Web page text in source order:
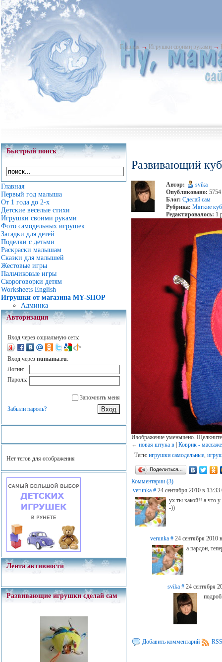
Главная → Игрушки своими руками →
Быстрый поиск
Главная
Первый год малыша
От 1 года до 2-х
Детские веселые стихи
Игрушки своими руками
Фото самодельных игрушек
Загадки для детей
Поделки с детьми
Раскраски малышам
Сказки для малышей
Жестовые игры
Пальчиковые игры
Скороговорки детям
Worksheets English
Игрушки от магазина MY-SHOP
Админка
Авторизация
Вход через социальную сеть:
Вход через numama.ru:
Логин:
Пароль:
Запомнить меня
Забыли пароль?
Нет тегов для отображения
Лента активности
Развивающие игрушки сделай сам
Развивающий
Автор:
svika
Опубликовано:
Блог: Сделай сам
Рубрика: Мягкие
Редактировалось: 1
Изображение уменьшено.
← новая штука в| Коврик -
Теги: игрушки самодельные,
Поделиться…
Комментарии (3)
verunka # 24 сентября 2010 в 13:33
ух ты какой!! а что у
-))
verunka # 24 сентября 2010
а пардон,
svika # 24 сентября
Добавить комментарий